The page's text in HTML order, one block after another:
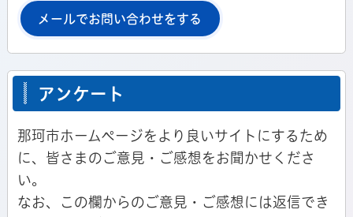
メールでお問い合わせをする
アンケート
那珂市ホームページをより良いサイトにするため
に、皆さまのご意見・ご感想をお聞かせくださ
い。
なお、この欄からのご意見・ご感想には返信でき